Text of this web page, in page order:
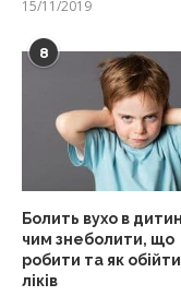
15/11/2019
8
Болить вухо в
чим знеболити, що
робити та як
ліків